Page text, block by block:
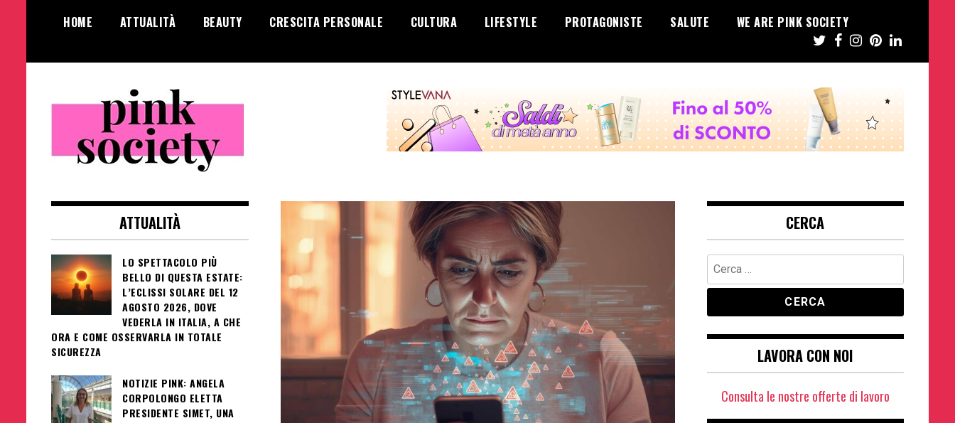
HOME ATTUALITÀ BEAUTY CRESCITA PERSONALE CULTURA LIFESTYLE PROTAGONISTE SALUTE WE ARE PINK SOCIETY
Pink Society
femminile
ATTUALITÀ
LO SPETTACOLO PIÙ
BELLO DI QUESTA ESTATE:
L’ECLISSI SOLARE DEL 12
AGOSTO 2026, DOVE
VEDERLA IN ITALIA, A CHE
ORA E COME OSSERVARLA IN TOTALE
SICUREZZA
NOTIZIE PINK: ANGELA
CORPOLONGO ELETTA
PRESIDENTE SIMET, UNA
CERCA
Ricerca
per:
LAVORA CON NOI
Consulta le nostre offerte di lavoro